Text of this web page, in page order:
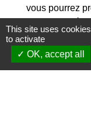
vous pourrez
4 couchages
L’accès ne
réduite.
This site uses
to activate
OK, accept all